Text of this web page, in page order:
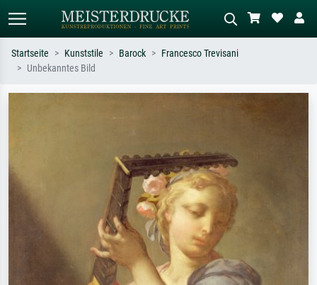
oder Stilen – z.B. Monet,
Startseite Kunststile Barock
Francesco Trevisani
Unbekanntes Bild